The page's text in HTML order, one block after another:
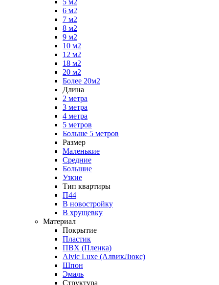
5 м2
6 м2
7 м2
8 м2
9 м2
10 м2
12 м2
18 м2
20 м2
Более 20м2
Длина
2 метра
3 метра
4 метра
5 метров
Больше 5 метров
Размер
Маленькие
Средние
Большие
Узкие
Тип квартиры
П44
В новостройку
В хрущевку
Материал
Покрытие
Пластик
ПВХ (Пленка)
Alvic Luxe (АлвикЛюкс)
Шпон
Эмаль
Структура